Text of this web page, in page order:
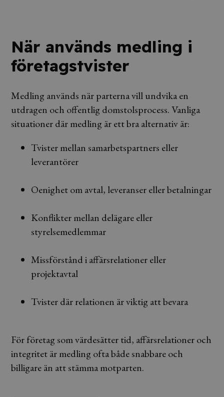
När används medling i
företagstvister
Medling används när parterna vill undvika en
utdragen och offentlig domstolsprocess. Vanliga
situationer där medling är ett bra alternativ är:
Tvister mellan samarbetspartners eller
leverantörer
Oenighet om avtal, leveranser eller betalningar
Konflikter mellan delägare eller
styrelsemedlemmar
Missförstånd i affärsrelationer eller
projektavtal
Tvister där relationen är viktig att bevara
För företag som värdesätter tid, affärsrelationer och
integritet är medling ofta både snabbare och
billigare än att stämma motparten.